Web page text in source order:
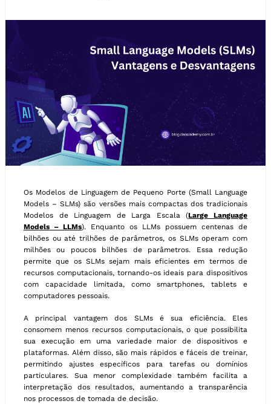
Os Modelos de Linguagem de Pequeno Porte (Small Language
Models – SLMs) são versões mais compactas dos tradicionais
Modelos de Linguagem de Larga Escala (Large Language
Models – LLMs). Enquanto os LLMs possuem centenas de
bilhões ou até trilhões de parâmetros, os SLMs operam com
milhões ou poucos bilhões de parâmetros. Essa redução
permite que os SLMs sejam mais eficientes em termos de
recursos computacionais, tornando-os ideais para dispositivos
com capacidade limitada, como smartphones, tablets e
computadores pessoais.
A principal vantagem dos SLMs é sua eficiência. Eles
consomem menos recursos computacionais, o que possibilita
sua execução em uma variedade maior de dispositivos e
plataformas. Além disso, são mais rápidos e fáceis de treinar,
permitindo ajustes específicos para tarefas ou domínios
particulares. Sua menor complexidade também facilita a
interpretação dos resultados, aumentando a transparência
nos processos de tomada de decisão.